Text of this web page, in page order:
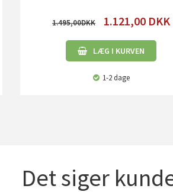
1.495,00 1.121,00 DKK
LÆG I KURVEN
1-2 dage
Det siger